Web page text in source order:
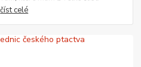
číst celé